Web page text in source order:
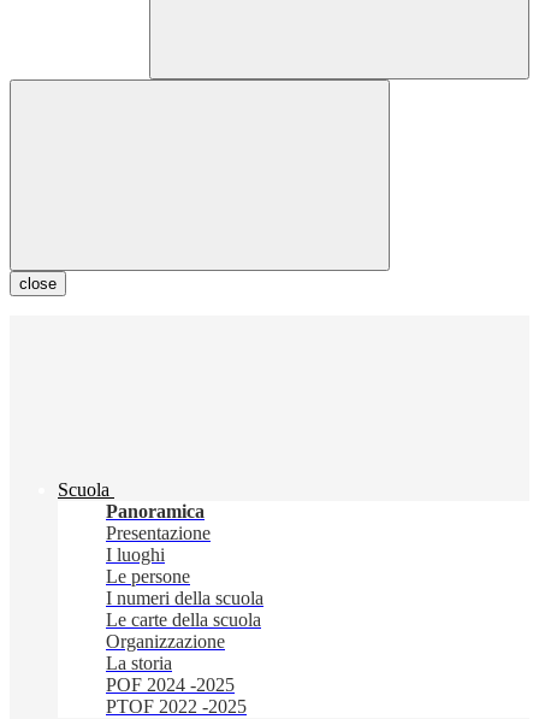
close
Scuola
Panoramica
Presentazione
I luoghi
Le persone
I numeri della scuola
Le carte della scuola
Organizzazione
La storia
POF 2024 -2025
PTOF 2022 -2025